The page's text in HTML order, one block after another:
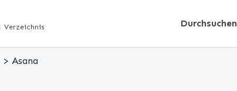
Verzeichnis Durchsuchen
> Asana